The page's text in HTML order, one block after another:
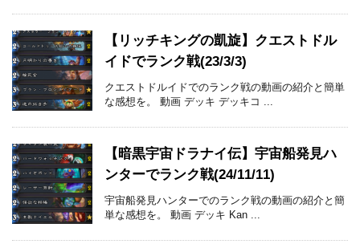
【リッチキングの凱旋】クエストドル
イドでランク戦(23/3/3)
クエストドルイドでのランク戦の動画の紹介と簡単
な感想を。 動画 デッキ デッキコ ...
【暗黒宇宙ドラナイ伝】宇宙船発見ハ
ンターでランク戦(24/11/11)
宇宙船発見ハンターでのランク戦の動画の紹介と簡
単な感想を。 動画 デッキ Kan ...